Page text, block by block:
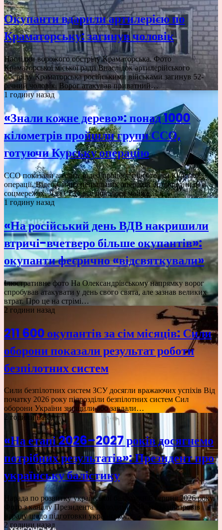
Окупанти вдарили артилерією по
Краматорську: загинув чоловік
Наслідки ворожого обстрілу Краматорська. Фото
Краматорської міської ради Внаслідок артилерійського
обстрілу Краматорська російськими військами загинув 52-
річний чоловік. Ворог атакував приватний…
1 годину назад
«Знали кожне дерево»: понад 1000
кілометрів пройшли групи ССО,
готуючи Курську операцію
ССО показали архівне відео процесу підготовки Курської
операції. Відео Сили спеціальних операцій оприлюднили в
соцмережах. Для ССО все почалося майже…
1 годину назад
«На російський день ВДВ накришили
втричі-вчетверо більше окупантів»:
окупанти феєрично «відсвяткували»
Ілюстративне фото На Олександрівському напрямку ворог
спробував атакувати у день свого свята, але зазнав великих
втрат. Про це на стрімі…
2 години назад
211 600 окупантів за сім місяців: Сили
оборони показали результат роботи
безпілотних систем
Сили безпілотних систем ЗСУ досягли вражаючих успіхів Від
початку 2026 року підрозділи безпілотних систем Сил
оборони України знищили або завдали…
2 години назад
«На етапі 2026–2027 років досягнемо
потрібних результатів»: Президент про
українську балістику
Нарада по розвитку української балістики 6 серпня 2026 року.
Фото з каналу Президента Володимир Зеленський провів
нараду щодо підготовки української…
2 години назад